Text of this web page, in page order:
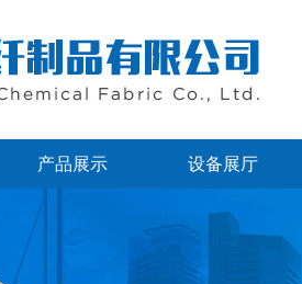
产品展示 设备展厅